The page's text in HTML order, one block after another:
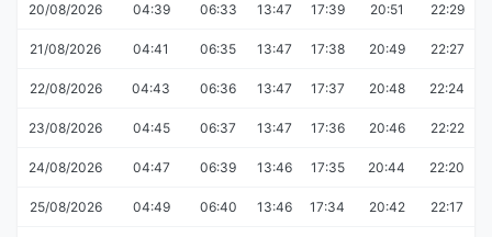
20/08/2026 04:39 06:33 13:47 17:39 20:51 22:29
21/08/2026 04:41 06:35 13:47 17:38 20:49 22:27
22/08/2026 04:43 06:36 13:47 17:37 20:48 22:24
23/08/2026 04:45 06:37 13:47 17:36 20:46 22:22
24/08/2026 04:47 06:39 13:46 17:35 20:44 22:20
25/08/2026 04:49 06:40 13:46 17:34 20:42 22:17